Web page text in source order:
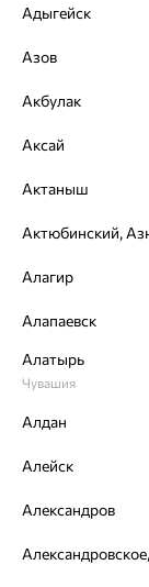
17
13 409
Адыгейск
Азов
Акбулак
Аксай
Актаныш
Алагир
Алапаевск
Алатырь
Чувашия
Алдан
Алейск
Александров